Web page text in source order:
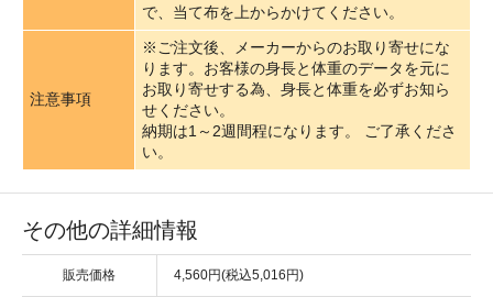
で、当て布を上からかけてください。
注意事項
※ご注文後、メーカーからのお取り寄せにな
ります。お客様の身長と体重のデータを元に
お取り寄せする為、身長と体重を必ずお知ら
せください。
納期は1～2週間程になります。 ご了承くださ
い。
その他の詳細情報
販売価格 4,560円(税込5,016円)